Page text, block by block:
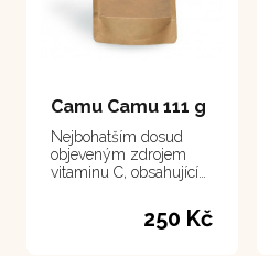
Camu Camu 111 g
Nejbohatším dosud
objeveným zdrojem
vitaminu C, obsahující
250 Kč